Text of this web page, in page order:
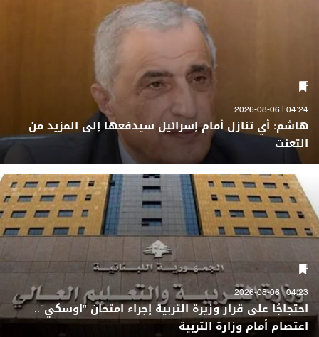
04:24 | 2026-08-06
هاشم: أي تنازل أمام إسرائيل سيدفعها إلى المزيد من
التعنت
04:23 | 2026-08-06
احتجاجًا على قرار وزيرة التربية إجراء امتحان "اوسكي"..
اعتصام أمام وزارة التربية